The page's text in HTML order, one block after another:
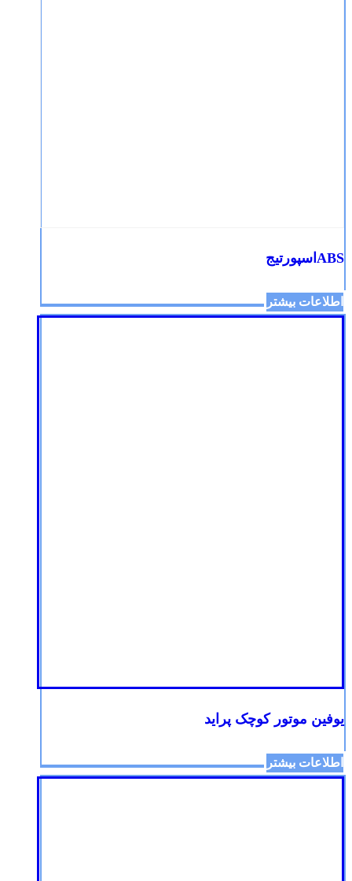
ABSاسپورتیج
اطلاعات بیشتر
یوفین موتور کوچک پراید
اطلاعات بیشتر